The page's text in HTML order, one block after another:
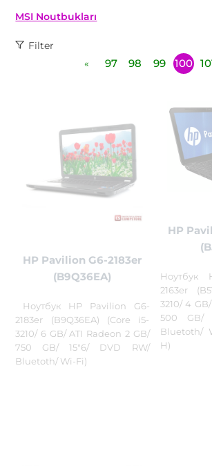
MSI Noutbukları
Filter
«
97 98 99 100
HP Pavilion G6-2183er
(B9Q36EA)
Ноутбук HP Pavilion G6-
2183er (B9Q36EA) (Core i5-
3210/ 6 GB/ ATI Radeon 2 GB/
750 GB/ 15"6/ DVD RW/
Bluetoth/ Wi-Fi)
HP
Ноутбук
2163er
3210/ 4
500 GB/
Bluetoth/
H)